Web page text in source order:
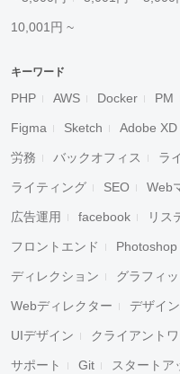
10,001円 ~
キーワード
PHP AWS Docker PM
Figma Sketch Adobe XD
労務 バックオフィス ラ
ライティング SEO Web
広告運用 facebook リス
フロントエンド Photoshop
ディレクション グラフィ
Webディレクター デザイン
UIデザイン クライアント
サポート Git スタートア